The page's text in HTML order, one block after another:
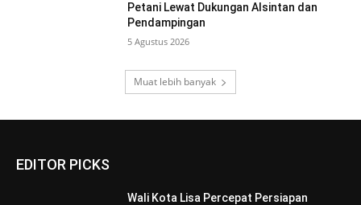
Petani Lewat Dukungan Alsintan dan
Pendampingan
5 Agustus 2026
Muat lebih banyak
EDITOR PICKS
Wali Kota Lisa Percepat Persiapan